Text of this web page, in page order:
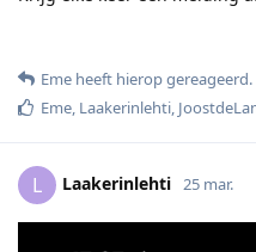
Eme heeft hierop gereageerd.
Eme, Laakerinlehti,
L Laakerinlehti 25 mar.